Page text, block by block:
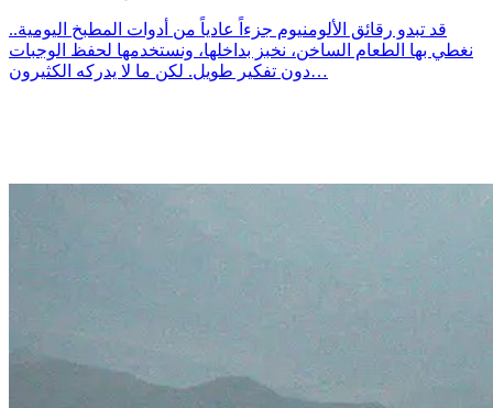
قد تبدو رقائق الألومنيوم جزءاً عادياً من أدوات المطبخ اليومية..
نغطي بها الطعام الساخن، نخبز بداخلها، ونستخدمها لحفظ الوجبات
دون تفكير طويل. لكن ما لا يدركه الكثيرون…